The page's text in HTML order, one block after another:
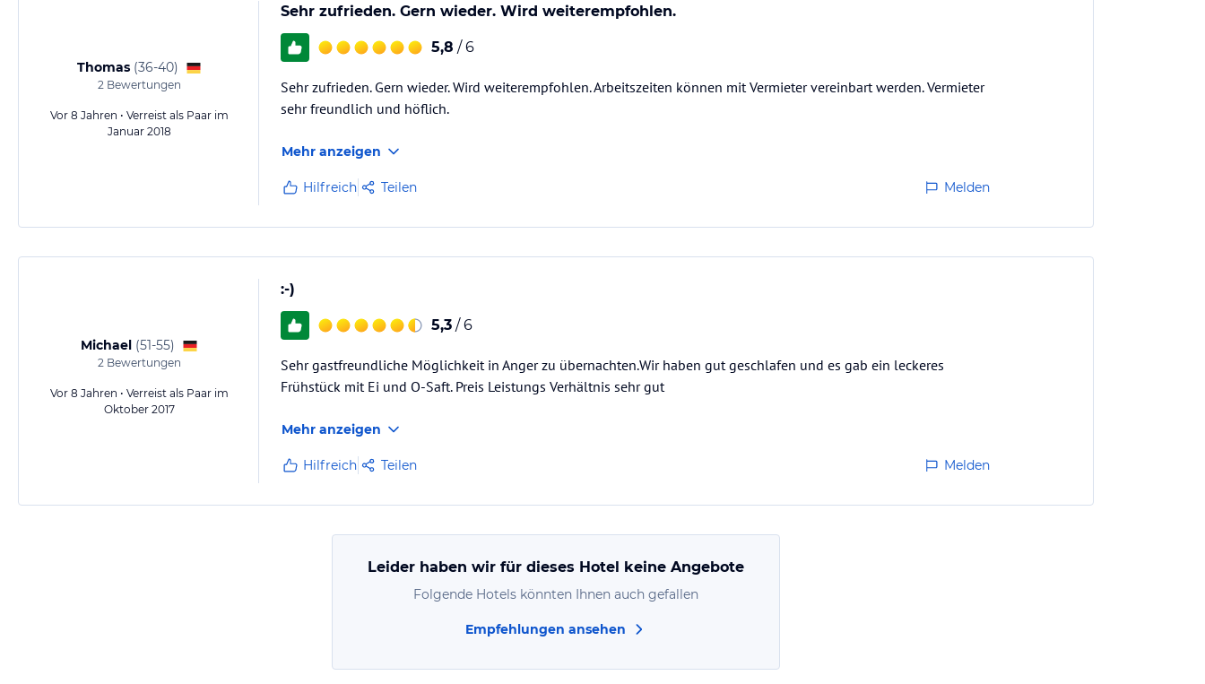
Thomas (36-40)
2Bewertungen
Vor 8 Jahren • Verreist als Paar im
Januar 2018
Sehr zufrieden. Gern wieder. Wird weiterempfohlen.
5,8 / 6
Sehr zufrieden. Gern wieder. Wird weiterempfohlen. Arbeitszeiten können mit Vermieter vereinbart werden. Vermieter
sehr freundlich und höflich.
Mehr anzeigen
Hilfreich Teilen Melden
Michael (51-55)
2Bewertungen
Vor 8 Jahren • Verreist als Paar im
Oktober 2017
:-)
5,3 / 6
Sehr gastfreundliche Möglichkeit in Anger zu übernachten.Wir haben gut geschlafen und es gab ein leckeres
Frühstück mit Ei und O-Saft. Preis Leistungs Verhältnis sehr gut
Mehr anzeigen
Hilfreich Teilen Melden
Leider haben wir für dieses Hotel keine Angebote
Folgende Hotels könnten Ihnen auch gefallen
Empfehlungen ansehen